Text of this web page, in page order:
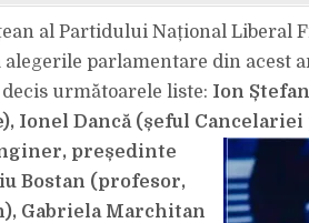
al Partidului Național Liberal
parlamentare din acest
următoarele liste: Ion
Ionel Dancă (șeful
președinte
Bostan (profesor,
Gabriela Marchitan